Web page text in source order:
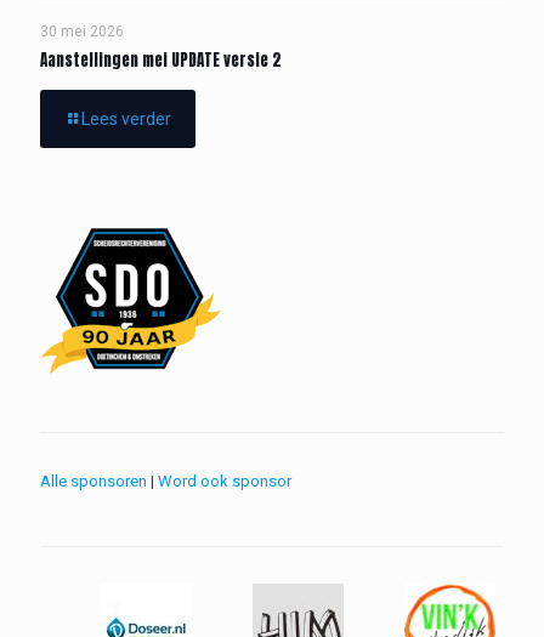
30 mei 2026
Aanstellingen mei UPDATE versie 2
Lees verder
Alle sponsoren | Word ook sponsor